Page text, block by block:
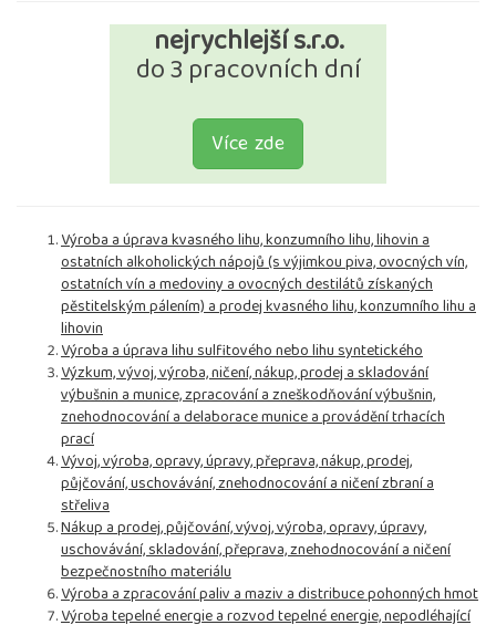
nejrychlejší s.r.o.
do 3 pracovních dní
Více zde
Výroba a úprava kvasného lihu, konzumního lihu, lihovin a
ostatních alkoholických nápojů (s výjimkou piva, ovocných vín,
ostatních vín a medoviny a ovocných destilátů získaných
pěstitelským pálením) a prodej kvasného lihu, konzumního lihu a
lihovin
Výroba a úprava lihu sulfitového nebo lihu syntetického
Výzkum, vývoj, výroba, ničení, nákup, prodej a skladování
výbušnin a munice, zpracování a zneškodňování výbušnin,
znehodnocování a delaborace munice a provádění trhacích
prací
Vývoj, výroba, opravy, úpravy, přeprava, nákup, prodej,
půjčování, uschovávání, znehodnocování a ničení zbraní a
střeliva
Nákup a prodej, půjčování, vývoj, výroba, opravy, úpravy,
uschovávání, skladování, přeprava, znehodnocování a ničení
bezpečnostního materiálu
Výroba a zpracování paliv a maziv a distribuce pohonných hmot
Výroba tepelné energie a rozvod tepelné energie, nepodléhající